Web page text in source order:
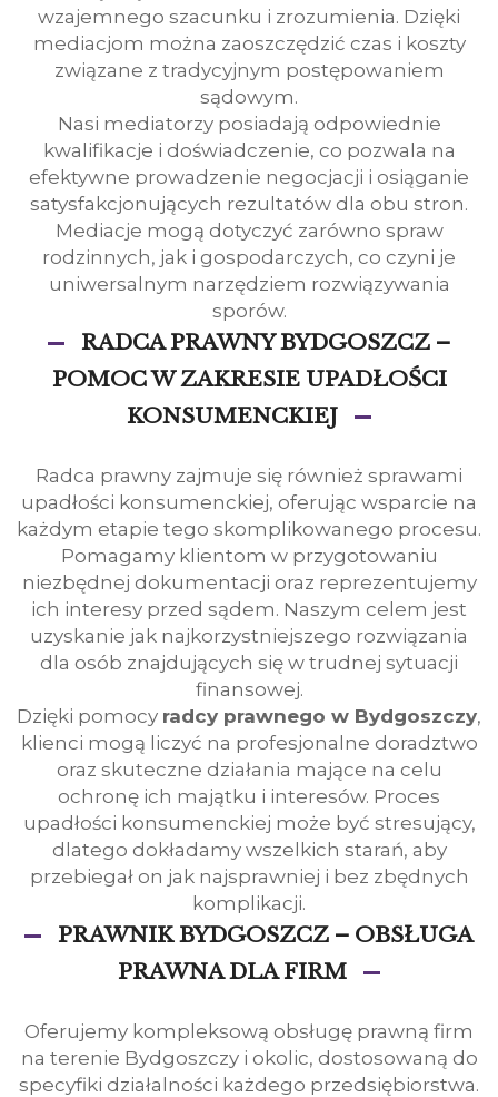
wzajemnego szacunku i zrozumienia. Dzięki
mediacjom można zaoszczędzić czas i koszty
związane z tradycyjnym postępowaniem
sądowym.
Nasi mediatorzy posiadają odpowiednie
kwalifikacje i doświadczenie, co pozwala na
efektywne prowadzenie negocjacji i osiąganie
satysfakcjonujących rezultatów dla obu stron.
Mediacje mogą dotyczyć zarówno spraw
rodzinnych, jak i gospodarczych, co czyni je
uniwersalnym narzędziem rozwiązywania
sporów.
RADCA PRAWNY BYDGOSZCZ –
POMOC W ZAKRESIE UPADŁOŚCI
KONSUMENCKIEJ
Radca prawny zajmuje się również sprawami
upadłości konsumenckiej, oferując wsparcie na
każdym etapie tego skomplikowanego procesu.
Pomagamy klientom w przygotowaniu
niezbędnej dokumentacji oraz reprezentujemy
ich interesy przed sądem. Naszym celem jest
uzyskanie jak najkorzystniejszego rozwiązania
dla osób znajdujących się w trudnej sytuacji
finansowej.
Dzięki pomocy radcy prawnego w Bydgoszczy,
klienci mogą liczyć na profesjonalne doradztwo
oraz skuteczne działania mające na celu
ochronę ich majątku i interesów. Proces
upadłości konsumenckiej może być stresujący,
dlatego dokładamy wszelkich starań, aby
przebiegał on jak najsprawniej i bez zbędnych
komplikacji.
PRAWNIK BYDGOSZCZ – OBSŁUGA
PRAWNA DLA FIRM
Oferujemy kompleksową obsługę prawną firm
na terenie Bydgoszczy i okolic, dostosowaną do
specyfiki działalności każdego przedsiębiorstwa.